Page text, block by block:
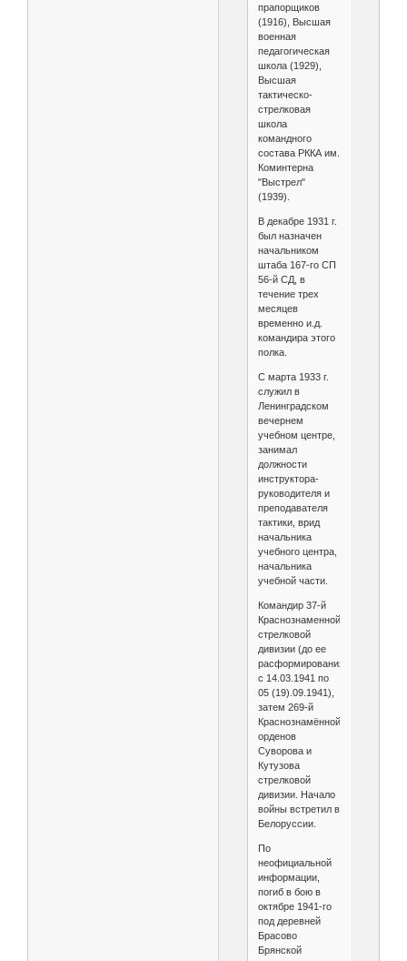
прапорщиков
(1916), Высшая
военная
педагогическая
школа (1929),
Высшая
тактическо-
стрелковая
школа
командного
состава РККА им.
Коминтерна
"Выстрел"
(1939).
В декабре 1931 г.
был назначен
начальником
штаба 167-го СП
56-й СД, в
течение трех
месяцев
временно и.д.
командира этого
полка.
С марта 1933 г.
служил в
Ленинградском
вечернем
учебном центре,
занимал
должности
инструктора-
руководителя и
преподавателя
тактики, врид
начальника
учебного центра,
начальника
учебной части.
Командир 37-й
Краснознаменной
стрелковой
дивизии (до ее
расформирования,
с 14.03.1941 по
05 (19).09.1941),
затем 269-й
Краснознамённой
орденов
Суворова и
Кутузова
стрелковой
дивизии. Начало
войны встретил в
Белоруссии.
По
неофициальной
информации,
погиб в бою в
октябре 1941-го
под деревней
Брасово
Брянской